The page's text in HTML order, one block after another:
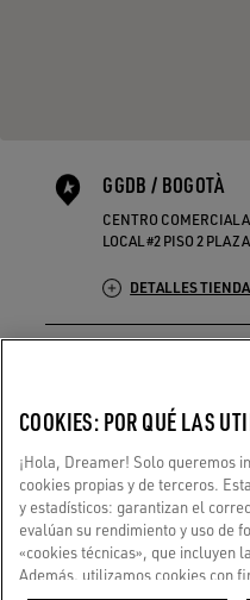
GGDB / BOGOTÀ
CENTRO COMERCIAL
LOCAL #2 PISO 2
DETALLES TIENDA
Rápido y seguro
Anterior
SOLO PARA SOÑADORES
Novedades, primicias y mucho más.
COOKIES: POR QUÉ LAS
¡Hola, Dreamer! Solo queremos
cookies propias y de terceros.
y estadísticos: garantizan el
evalúan su rendimiento y uso de
«cookies técnicas», que incluyen
Además, utilizamos cookies con